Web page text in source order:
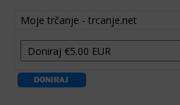
Moje trčanje - trcanje.net